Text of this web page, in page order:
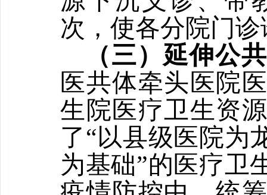
次，使各分院门
（三）延伸公
医共体牵头医院
生院医疗卫生资
了“以县级医院为
为基础”的医疗卫